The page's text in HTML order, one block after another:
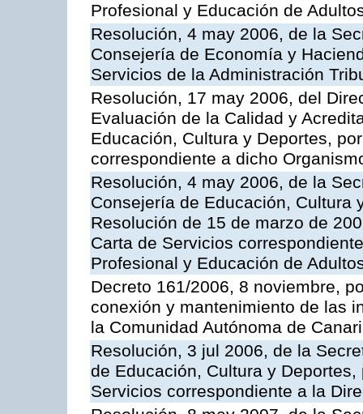
Profesional y Educación de
Resolución, 4 may 2006, de la
Consejería de Economía y
Servicios de la Administración
Resolución, 17 may 2006, del
Evaluación de la Calidad y
Educación, Cultura y Deportes,
correspondiente a dicho
Resolución, 4 may 2006, de la
Consejería de Educación, Cultura
Resolución de 15 de marzo de
Carta de Servicios
Profesional y Educación de
Decreto 161/2006, 8 noviembre,
conexión y mantenimiento de las
la Comunidad Autónoma de
Resolución, 3 jul 2006, de la
de Educación, Cultura y
Servicios correspondiente a la